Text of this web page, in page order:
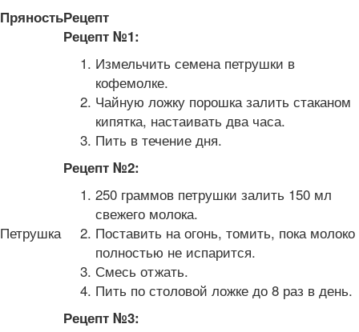
ПряностьРецепт
Петрушка
Рецепт №1:
Измельчить семена петрушки в
кофемолке.
Чайную ложку порошка залить стаканом
кипятка, настаивать два часа.
Пить в течение дня.
Рецепт №2:
250 граммов петрушки залить 150 мл
свежего молока.
Поставить на огонь, томить, пока молоко
полностью не испарится.
Смесь отжать.
Пить по столовой ложке до 8 раз в день.
Рецепт №3: